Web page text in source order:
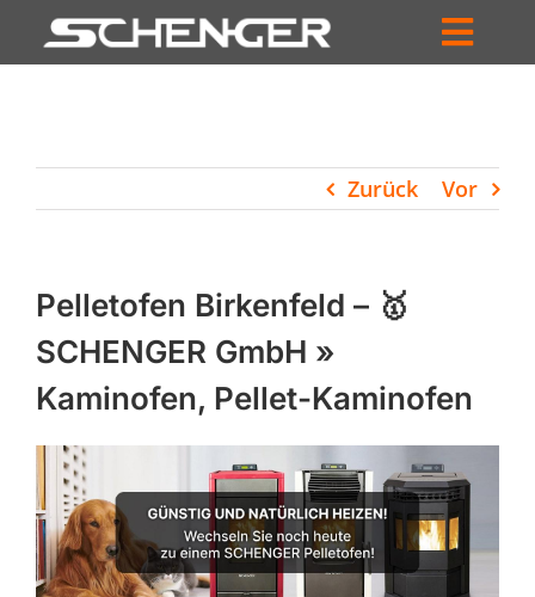
Inhalt
HÄNDLERSUCHE
UNTERNEHMEN
PROFIL
WARENKORB
PRODUCTS
SEARCH
Zurück Vor
Pelletofen Birkenfeld – 🥇
SCHENGER GmbH »
Kaminofen, Pellet-Kaminofen